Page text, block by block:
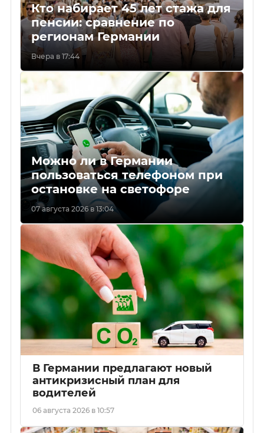
Кто набирает 45 лет стажа для
пенсии: сравнение по
регионам Германии
Вчера в 17:44
Можно ли в Германии
пользоваться телефоном при
остановке на светофоре
07 августа 2026 в 13:04
В Германии предлагают новый
антикризисный план для
водителей
06 августа 2026 в 10:57